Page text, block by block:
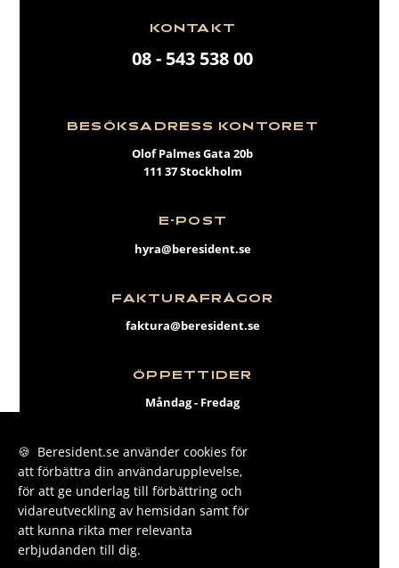
KONTAKT
08 - 543 538 00
BESÖKSADRESS KONTORET
Olof Palmes Gata 20b
111 37 Stockholm
E-POST
hyra@beresident.se
FAKTURAFRÅGOR
faktura@beresident.se
ÖPPETTIDER
Måndag - Fredag
FACEBOOK
INSTAGRAM
🍪 Beresident.se använder cookies för
att förbättra din användarupplevelse,
för att ge underlag till förbättring och
vidareutveckling av hemsidan samt för
att kunna rikta mer relevanta
erbjudanden till dig.